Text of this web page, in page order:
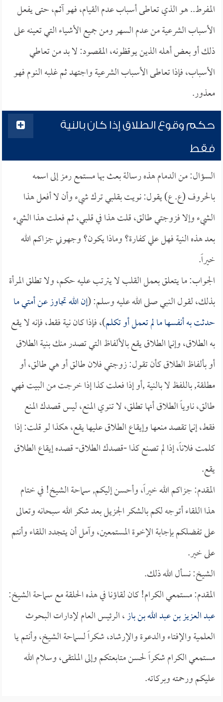
المفرط.. هو الذي تعاطى أسباب عدم القيام، فهو آثم، حتى يفعل
الأسباب الشرعية من عدم السهر ومن جميع الأشياء التي تعينه على
ذلك أو بعض أهله الذين يوقظونه، المقصود: لا بد من تعاطي
الأسباب، فإذا تعاطى الأسباب الشرعية واجتهد ثم غلبه النوم فهو
معذور.
حكم وقوع الطلاق إذا كان بالنية
فقط
السؤال: من الدمام هذه رسالة بعث بها مستمع رمز إلى اسمه
بالحروف (ع. ع) يقول: نويت بقلبي ترك شيء وأن لا أفعل هذا
الشيء وإلا فزوجتي طالق، قلت هذا في قلبي، ثم فعلت هذا الشيء
بعد هذه النية فهل علي كفارة؟ وماذا يكون؟ وجهوني جزاكم الله
خيراً.
الجواب: ما يتعلق بعمل القلب لا يترتب عليه حكم، ولا تطلق المرأة
بذلك، لقول النبي صلى الله عليه وسلم: (إن الله تجاوز عن أمتي ما
حدثت به أنفسها ما لم تعمل أو تكلم)، فإذا كان نية فقط، فإنه لا يقع
به الطلاق، وإنما الطلاق يقع بالألفاظ التي تصدر منك بنية الطلاق
أو بألفاظ الطلاق كأن تقول: زوجتي فلان طالق أو هي طالق، أو
مطلقة, باللفظ لا بالنية ,أو إذا فعلت كذا إذا خرجت من البيت فهي
طالق، ناوياً الطلاق أنها تطلق، لا تنوي المنع، ليس قصدك المنع
فقط، إنما تقصد منعها وإيقاع الطلاق عليها يقع، هكذا لو قلت: إذا
كلمت فلاناً، إذا لم تصنع كذا -قصدك الطلاق- قصده إيقاع الطلاق
يقع.
المقدم: جزاكم الله خيراً، وأحسن إليكم, سماحة الشيخ! في ختام
هذا اللقاء أتوجه لكم بالشكر الجزيل بعد شكر الله سبحانه وتعالى
على تفضلكم بإجابة الإخوة المستمعين، وآمل أن يتجدد اللقاء وأنتم
على خير.
الشيخ: نسأل الله ذلك.
المقدم: مستمعي الكرام! كان لقاؤنا في هذه الحلقة مع سماحة الشيخ:
عبد العزيز بن عبد الله بن باز، الرئيس العام لإدارات البحوث
العلمية والإفتاء والدعوة والإرشاد، شكراً لسماحة الشيخ، وأنتم يا
مستمعي الكرام شكراً لحسن متابعتكم وإلى الملتقى، وسلام الله
عليكم ورحمته وبركاته.